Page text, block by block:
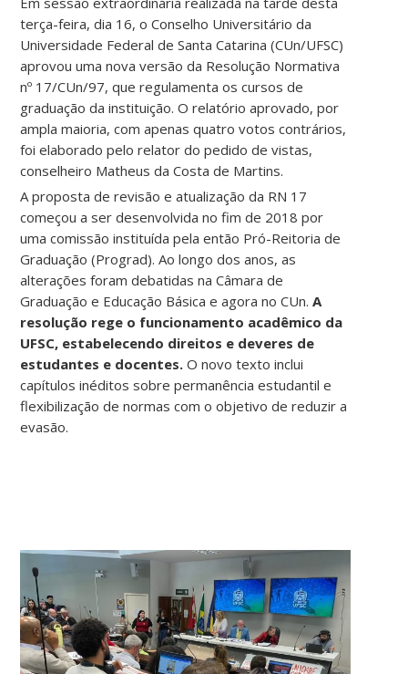
terça-feira, dia 16, o Conselho Universitário da
Universidade Federal de Santa Catarina (CUn/UFSC)
aprovou uma nova versão da Resolução Normativa
nº 17/CUn/97, que regulamenta os cursos de
graduação da instituição. O relatório aprovado, por
ampla maioria, com apenas quatro votos contrários,
foi elaborado pelo relator do pedido de vistas,
conselheiro Matheus da Costa de Martins.
A proposta de revisão e atualização da RN 17
começou a ser desenvolvida no fim de 2018 por
uma comissão instituída pela então Pró-Reitoria de
Graduação (Prograd). Ao longo dos anos, as
alterações foram debatidas na Câmara de
Graduação e Educação Básica e agora no CUn.A
resolução rege o funcionamento acadêmico da
UFSC, estabelecendo direitos e deveres de
estudantes e docentes. O novo texto inclui
capítulos inéditos sobre permanência estudantil e
flexibilização de normas com o objetivo de reduzir a
evasão.